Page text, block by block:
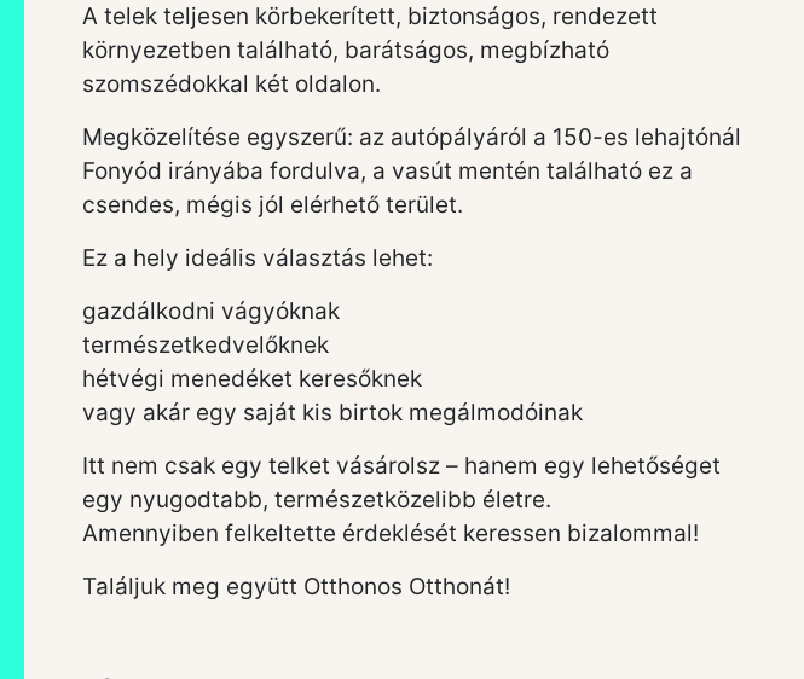
A telek teljesen körbekerített, biztonságos, rendezett
környezetben található, barátságos, megbízható
szomszédokkal két oldalon.
Megközelítése egyszerű: az autópályáról a 150-es lehajtónál
Fonyód irányába fordulva, a vasút mentén található ez a
csendes, mégis jól elérhető terület.
Ez a hely ideális választás lehet:
gazdálkodni vágyóknak
természetkedvelőknek
hétvégi menedéket keresőknek
vagy akár egy saját kis birtok megálmodóinak
Itt nem csak egy telket vásárolsz – hanem egy lehetőséget
egy nyugodtabb, természetközelibb életre.
Amennyiben felkeltette érdeklését keressen bizalommal!
Találjuk meg együtt Otthonos Otthonát!